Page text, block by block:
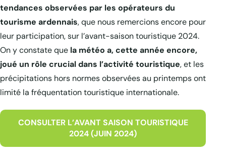
tendances observées par les opérateurs du
tourisme ardennais, que nous remercions encore pour
leur participation, sur l’avant-saison touristique 2024.
On y constate que la météo a, cette année encore,
joué un rôle crucial dans l’activité touristique, et les
précipitations hors normes observées au printemps ont
limité la fréquentation touristique internationale.
CONSULTER L’AVANT SAISON TOURISTIQUE
2024 (JUIN 2024)